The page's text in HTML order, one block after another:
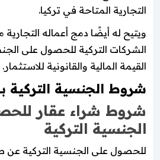
التجارية المتاحة في تركيا.
ويتيح له أيضًا دمج أعماله التجارية
الشركات التركية للحصول على
القيمة المالية والقانونية للاستثمار.
شروط الجنسية التركية
شروط شراء عقار
الجنسية التركية
للحصول على الجنسية التركية عن